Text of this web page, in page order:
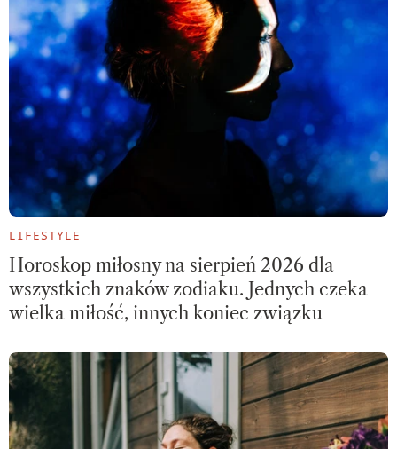
LIFESTYLE
Horoskop miłosny na sierpień 2026 dla
wszystkich znaków zodiaku. Jednych czeka
wielka miłość, innych koniec związku